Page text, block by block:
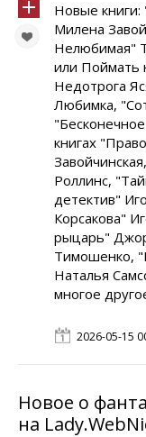
Новые
Милена
Нелюбимая"
или Поймать
Недотрога
Любимка,
книгах
Роллинс,
детектив"
Корсакова"
рыцарь"
Тимошенко,
Наталья
многое
2026-05-15
Новое о
на